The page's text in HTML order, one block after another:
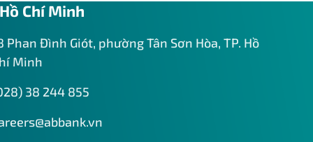
Chí Minh
Phan Đình Giót, phường Tân Sơn Hòa, TP. Hồ
Minh
38 244 855